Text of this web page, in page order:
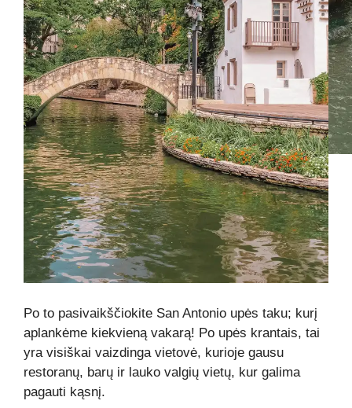
Po to pasivaikščiokite San Antonio upės taku; kurį
aplankėme kiekvieną vakarą! Po upės krantais, tai
yra visiškai vaizdinga vietovė, kurioje gausu
restoranų, barų ir lauko valgių vietų, kur galima
pagauti kąsnį.